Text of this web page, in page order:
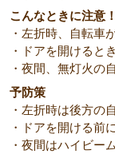
こんなときに注意！
・左折時、自転車
・ドアを開けると
・夜間、無灯火の
予防策
・左折時は後方の
・ドアを開ける前
・夜間はハイビー